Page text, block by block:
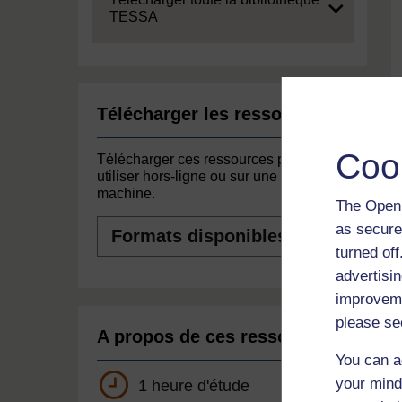
The
as
turned
please
You can
your
TESSA
Télécharger les ressources
Télécharger ces ressources pour les
utiliser hors-ligne ou sur une autre
machine.
disponibles
A propos de ces ressources
1 heure d'étude